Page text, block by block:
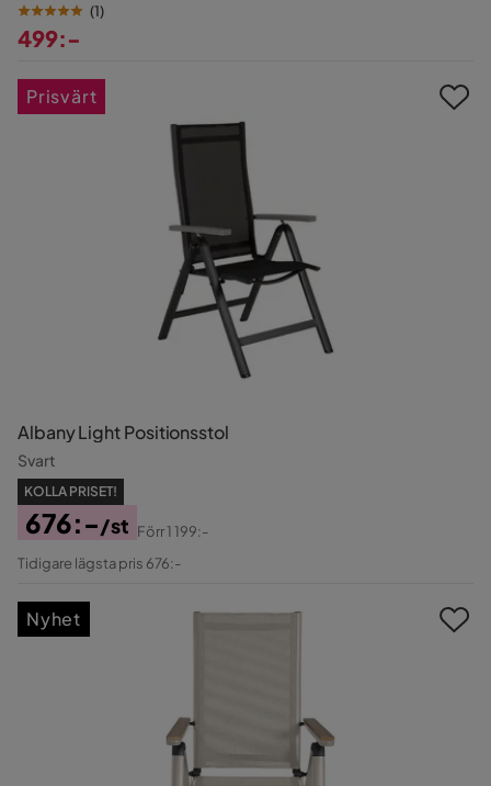
(1)
499:-
Albany Light Positionsstol
Svart
KOLLA PRISET!
Pris
676:-/st
Original
Förr1 199:-
Tidigare lägsta pris 676:-
Prisvärt
Nyhet